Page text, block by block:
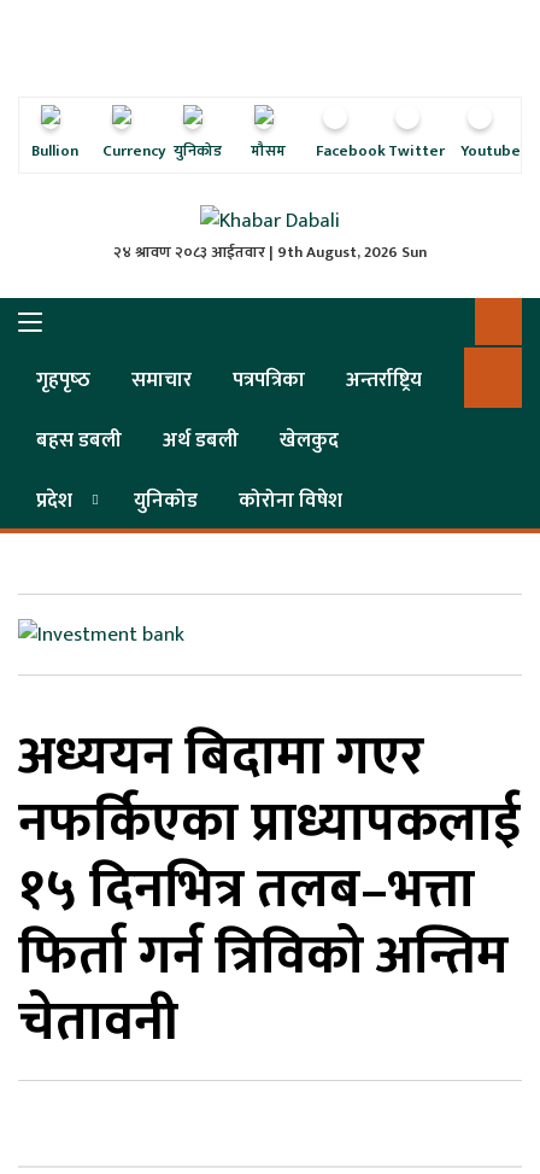
Bullion Currency युनिकोड मौसम FacebookTwitter Youtube
२४ श्रावण २०८३ आईतवार | 9th August, 2026 Sun
गृहपृष्‍ठ समाचार पत्रपत्रिका
अन्तर्राष्ट्रिय
बहस डबली
अर्थ डबली
खेलकुद
प्रदेश
युनिकोड कोरोना विषेश
अध्ययन बिदामा गएर
नफर्किएका प्राध्यापकलाई
१५ दिनभित्र तलब–भत्ता
फिर्ता गर्न त्रिविको अन्तिम
चेतावनी